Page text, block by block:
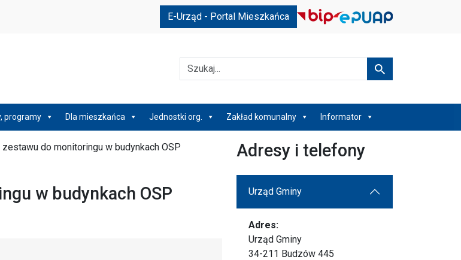
E-Urząd - Portal Mieszkańca
Szukaj Szukaj
programy Dla mieszkańca Jednostki org. Zakład komunalny Informator
do monitoringu w budynkach OSP
w budynkach OSP
Adresy i telefony
Urząd Gminy
Adres:
Urząd Gminy
34-211 Budzów 445